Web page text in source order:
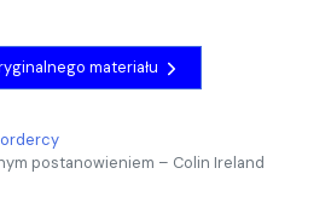
materiału
postanowieniem – Colin Ireland